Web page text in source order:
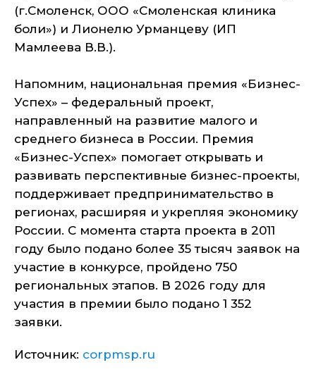
(г.Смоленск, ООО «Смоленская клиника
боли») и Лионелю Урманцеву (ИП
Мамлеева В.В.).
Напомним, национальная премия «Бизнес-
Успех» – федеральный проект,
направленный на развитие малого и
среднего бизнеса в России. Премия
«Бизнес-Успех» помогает открывать и
развивать перспективные бизнес-проекты,
поддерживает предпринимательство в
регионах, расширяя и укрепляя экономику
России. С момента старта проекта в 2011
году было подано более 35 тысяч заявок на
участие в конкурсе, пройдено 750
региональных этапов. В 2026 году для
участия в премии было подано 1 352
заявки.
Источник: corpmsp.ru